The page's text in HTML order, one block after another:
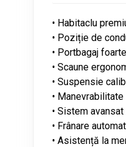
• Habitaclu
• Poziție de
• Portbagaj
• Scaune
• Suspensie
•
• Sistem
• Frânare
• Asistență la